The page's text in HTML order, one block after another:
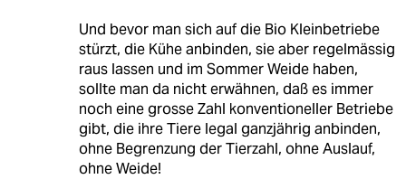
Und bevor man sich auf die Bio Kleinbetriebe
stürzt, die Kühe anbinden, sie aber regelmässig
raus lassen und im Sommer Weide haben,
sollte man da nicht erwähnen, daß es immer
noch eine grosse Zahl konventioneller Betriebe
gibt, die ihre Tiere legal ganzjährig anbinden,
ohne Begrenzung der Tierzahl, ohne Auslauf,
ohne Weide!